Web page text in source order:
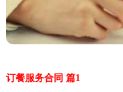
订餐服务合同 篇1